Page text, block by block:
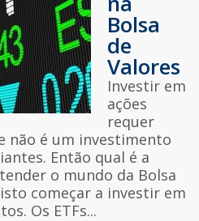
Bolsa
de
Valores
Investir em
ações
requer
não é um investimento
Então qual é a
o mundo da Bolsa
começar a investir em
Os ETFs...